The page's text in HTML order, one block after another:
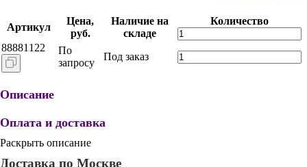
Артикул
Цена,
руб.
Наличие на
складе
Количество
88881122
По
запросу
Под заказ
Описание
Оплата и доставка
Раскрыть описание
Доставка по Москве